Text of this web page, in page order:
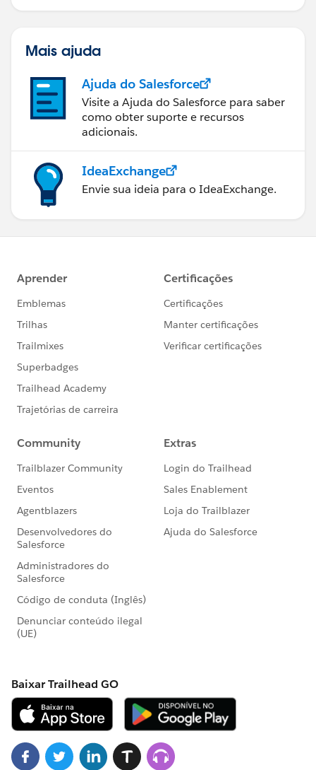
Mais ajuda
Ajuda do Salesforce
Visite a Ajuda do Salesforce para saber
como obter suporte e recursos
adicionais.
IdeaExchange
Envie sua ideia para o IdeaExchange.